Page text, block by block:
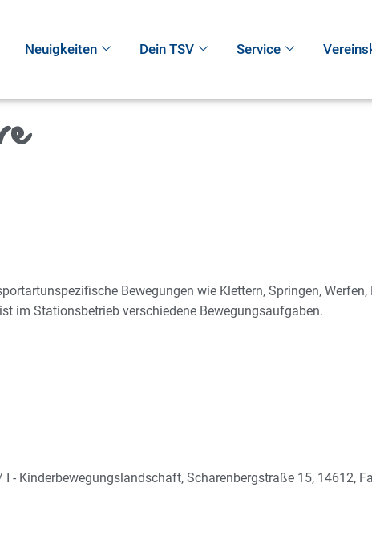
Neuigkeiten Dein TSV Service
Bewegungen wie Klettern, Springen,
im Stationsbetrieb verschiedene Bewegungsaufgaben.
- Kinderbewegungslandschaft, Scharenbergstraße 15, 14612,